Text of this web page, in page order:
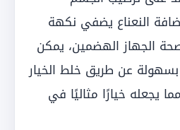
النعناع يضفي نكهة
الجهاز الهضمين، يمكن
عن طريق خلط الخيار
يجعله خيارًا مثاليًا في